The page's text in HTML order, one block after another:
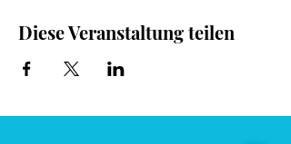
Diese Veranstaltung teilen